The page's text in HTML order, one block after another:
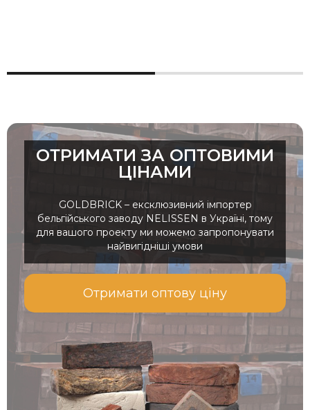
ОТРИМАТИ ЗА ОПТОВИМИ
ЦІНАМИ
GOLDBRICK – ексклюзивний імпортер
бельгійського заводу NELISSEN в Україні, тому
для вашого проекту ми можемо запропонувати
найвигідніші умови
Отримати оптову ціну